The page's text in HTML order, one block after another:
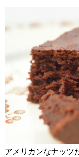
アメリカンなナッツ